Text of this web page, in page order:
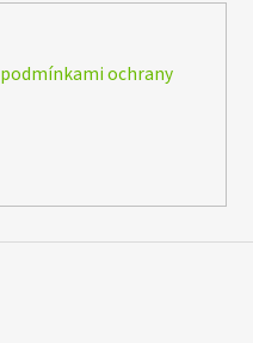
podmínkami ochrany